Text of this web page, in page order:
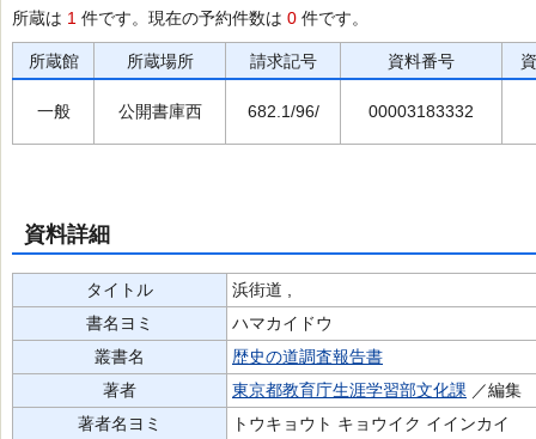
所蔵は 1 件です。現在の予約件数は 0 件です。
所蔵館 所蔵場所 請求記号 資料番号
一般 公開書庫西 682.1/96/ 00003183332
資料詳細
タイトル
浜街道 ,
書名ヨミ
ハマカイドウ
叢書名
歴史の道調査報告書
著者
東京都教育庁生涯学習部文化課 ／編集
著者名ヨミ
トウキョウト キョウイク イインカイ